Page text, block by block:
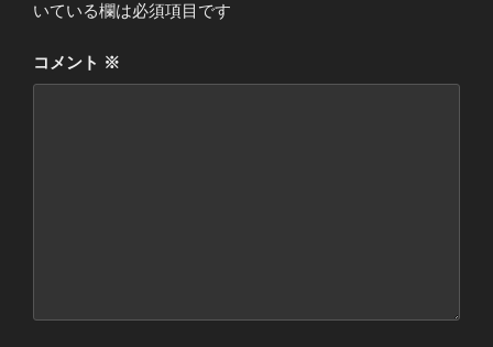
いている欄は必須項目です
コメント ※